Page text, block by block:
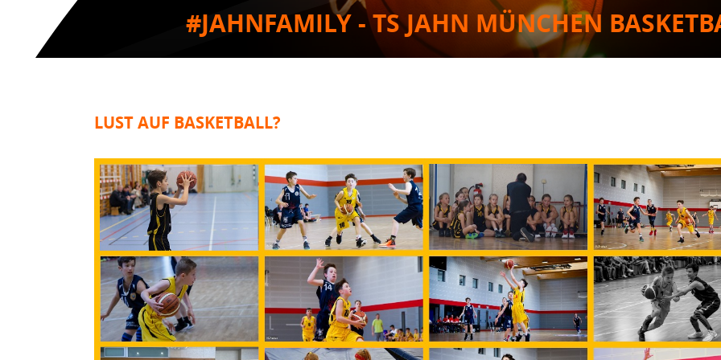
#JAHNFAMILY - TS JAHN MÜNCHEN
LUST AUF BASKETBALL?